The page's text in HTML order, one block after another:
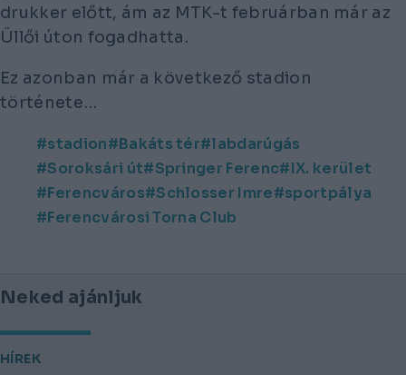
drukker előtt, ám az MTK-t februárban már az
Üllői úton fogadhatta.
Ez azonban már a következő stadion
története…
stadion Bakáts tér
labdarúgás
Soroksári út
Springer Ferenc
IX. kerület
Ferencváros
Schlosser Imre
sportpálya
Ferencvárosi Torna Club
Neked ajánljuk
HÍREK